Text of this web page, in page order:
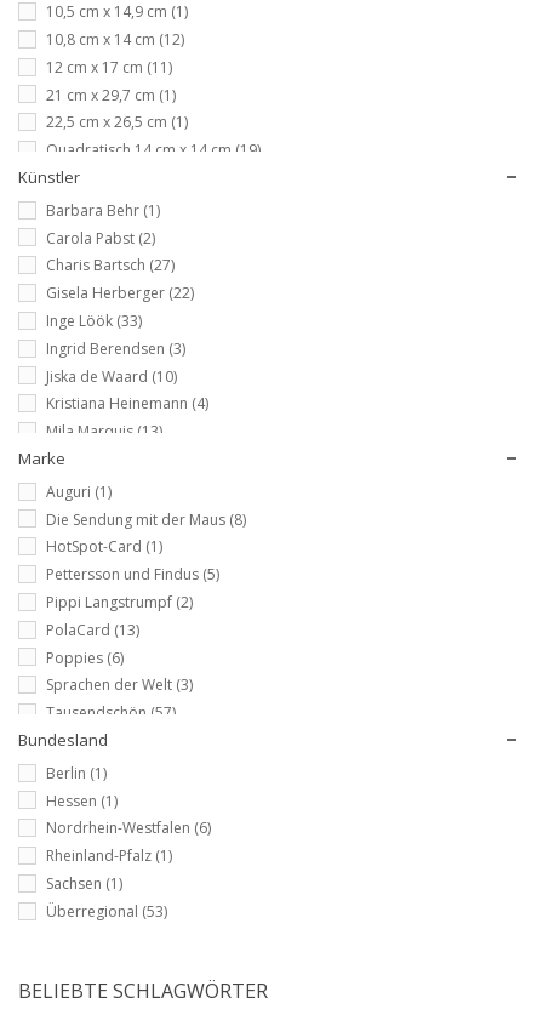
10,5 cm x 14,9 cm (1)
10,8 cm x 14 cm (12)
12 cm x 17 cm (11)
21 cm x 29,7 cm (1)
22,5 cm x 26,5 cm (1)
Quadratisch 14 cm x 14 cm (19)
Künstler
Barbara Behr (1)
Carola Pabst (2)
Charis Bartsch (27)
Gisela Herberger (22)
Inge Löök (33)
Ingrid Berendsen (3)
Jiska de Waard (10)
Kristiana Heinemann (4)
Mila Marquis (13)
Nina Chen
Ole West(3)
Peggy Burton(2)
Marke
Auguri (1)
Die Sendung mit der Maus (8)
HotSpot-Card (1)
Pettersson und Findus (5)
Pippi Langstrumpf (2)
PolaCard (13)
Poppies (6)
Sprachen der Welt (3)
Tausendschön (57)
Bundesland
Berlin (1)
Hessen (1)
Nordrhein-Westfalen (6)
Rheinland-Pfalz (1)
Sachsen (1)
Überregional (53)
BELIEBTE SCHLAGWÖRTER